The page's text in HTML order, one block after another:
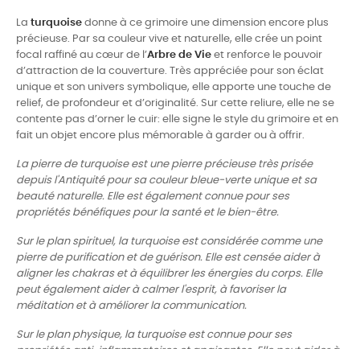
La turquoise donne à ce grimoire une dimension encore plus
précieuse. Par sa couleur vive et naturelle, elle crée un point
focal raffiné au cœur de l’Arbre de Vie et renforce le pouvoir
d’attraction de la couverture. Très appréciée pour son éclat
unique et son univers symbolique, elle apporte une touche de
relief, de profondeur et d’originalité. Sur cette reliure, elle ne se
contente pas d’orner le cuir: elle signe le style du grimoire et en
fait un objet encore plus mémorable à garder ou à offrir.
La pierre de turquoise est une pierre précieuse très prisée
depuis l'Antiquité pour sa couleur bleue-verte unique et sa
beauté naturelle. Elle est également connue pour ses
propriétés bénéfiques pour la santé et le bien-être.
Sur le plan spirituel, la turquoise est considérée comme une
pierre de purification et de guérison. Elle est censée aider à
aligner les chakras et à équilibrer les énergies du corps. Elle
peut également aider à calmer l'esprit, à favoriser la
méditation et à améliorer la communication.
Sur le plan physique, la turquoise est connue pour ses